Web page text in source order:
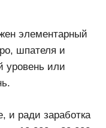
элементарный
шпателя и
уровень или
и ради заработка